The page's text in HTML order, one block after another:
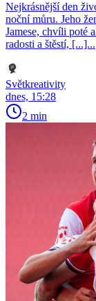
Nejkrásnější den
noční můru. Jeho
Jamese, chvíli poté
radosti a štěstí, [...]...
Světkreativity
dnes, 15:28
2 min